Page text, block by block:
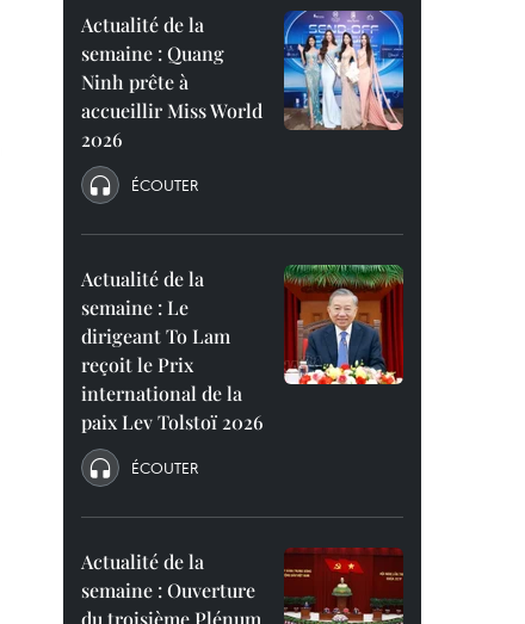
Actualité de la
semaine : Quang
Ninh prête à
accueillir Miss World
2026
ÉCOUTER
Actualité de la
semaine : Le
dirigeant To Lam
reçoit le Prix
international de la
paix Lev Tolstoï 2026
ÉCOUTER
Actualité de la
semaine : Ouverture
du troisième Plénum